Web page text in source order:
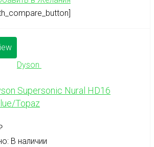
Dyson
Supersonic Nural HD16
Topaz
В наличии